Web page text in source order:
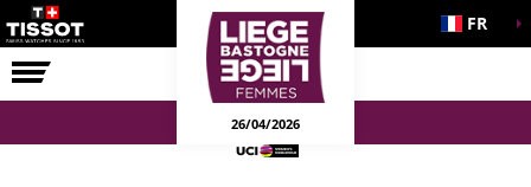
COURSE FR
26/04/2026